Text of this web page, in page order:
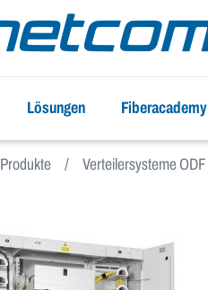
Lösungen Fiberacademy
Produkte Verteilersysteme ODF